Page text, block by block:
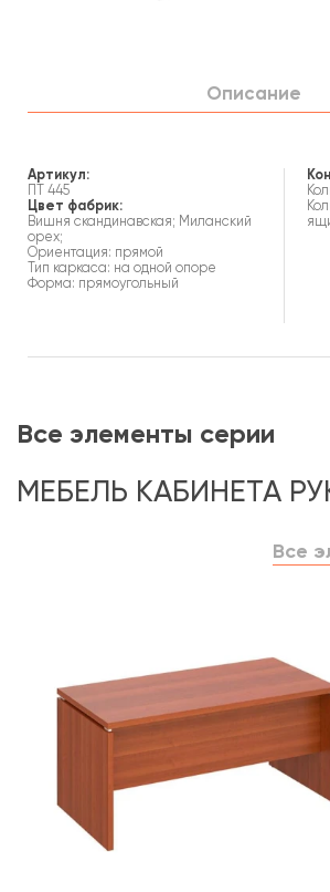
Описание
Артикул:
ПТ 445
Цвет фабрик:
Вишня скандинавская; Миланский
орех;
Ориентация: прямой
Тип каркаса: на одной опоре
Форма: прямоугольный
Все элементы серии
МЕБЕЛЬ КАБИНЕТА
Все